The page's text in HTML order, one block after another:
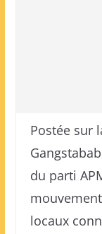
Postée sur
du parti
locaux